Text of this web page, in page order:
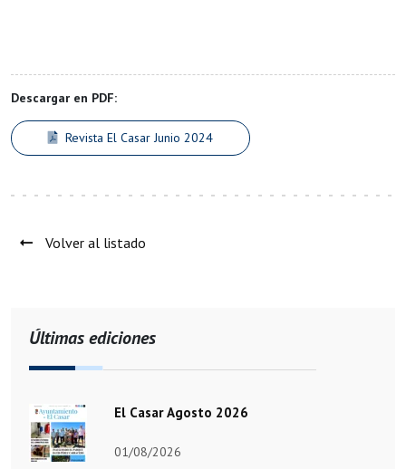
Descargar en PDF:
Revista El Casar Junio 2024
Volver al listado
Últimas ediciones
El Casar Agosto 2026
01/08/2026